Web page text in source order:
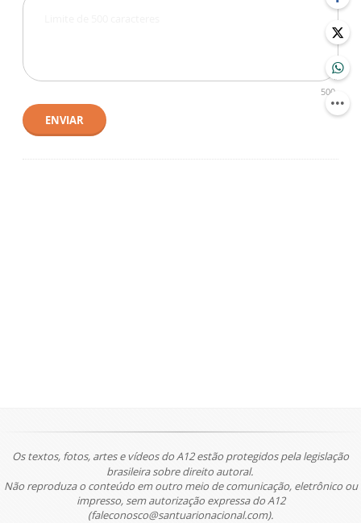
500
ENVIAR
Os textos, fotos, artes e vídeos do A12 estão protegidos pela legislação
brasileira sobre direito autoral.
Não reproduza o conteúdo em outro meio de comunicação, eletrônico ou
impresso, sem autorização expressa do A12
(faleconosco@santuarionacional.com).